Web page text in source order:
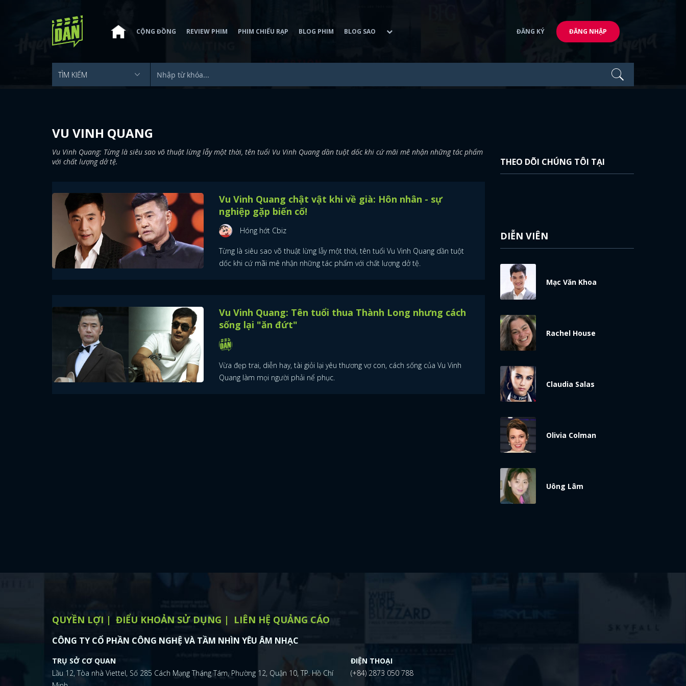
CỘNG ĐỒNG REVIEW PHIM PHIM CHIẾU RẠP BLOG PHIM BLOG SAO ĐĂNG KÝ ĐĂNG NHẬP
VU VINH QUANG
Vu Vinh Quang: Từng là siêu sao võ thuật lừng lẫy một thời, tên tuổi Vu Vinh Quang dần tuột dốc khi cứ mãi mê nhận những tác phẩm
với chất lượng dở tệ.
Vu Vinh Quang chật vật khi về già: Hôn nhân - sự
nghiệp gặp biến cố!
Hóng hớt Cbiz
Từng là siêu sao võ thuật lừng lẫy một thời, tên tuổi Vu Vinh Quang dần tuột
dốc khi cứ mãi mê nhận những tác phẩm với chất lượng dở tệ.
Vu Vinh Quang: Tên tuổi thua Thành Long nhưng cách
sống lại "ăn đứt"
Vừa đẹp trai, diễn hay, tài giỏi lại yêu thương vợ con, cách sống của Vu Vinh
Quang làm mọi người phải nể phục.
THEO DÕI CHÚNG TÔI TẠI
DIỄN VIÊN
Mạc Văn Khoa
Rachel House
Claudia Salas
Olivia Colman
Uông Lâm
QUYỀN LỢI ĐIỂU KHOẢN SỬ DỤNG LIÊN HỆ QUẢNG CÁO
CÔNG TY CỔ PHẦN CÔNG NGHỆ VÀ TẦM NHÌN YÊU ÂM NHẠC
TRỤ SỞ CƠ QUAN
Lầu 12, Tòa nhà Viettel, Số 285 Cách Mạng Tháng Tám, Phường 12, Quận 10, TP. Hồ Chí
ĐIỆN THOẠI
(+84) 2873 050 788